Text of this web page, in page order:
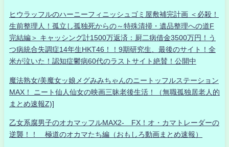
ヒウラッフルのハーニーフィニッシュゴミ屋敷補完計画 ＜必殺！
生前整理人！孤立し孤独死からの～特殊清掃・遺品整理への道F
完結編＞ キャッシング計1500万返済：厨二病借金3500万円！う
つ病統合失調症14年生HKT46！！9期研究生、最後のサイト！全
米が泣いた！認知症鬱病60代のラストサイト絶賛！公開中
魔法熟女/美魔女ッ娘メグみみちゃんのニートッフルステーション
MAX！ ニート仙人仙女の映画三昧老後生活！（無職孤独居老人的
まとめ速報Z)]
乙女系腐男子のオカマッフルMAX2- FX！オ・カマトレーダーの
逆襲！！ 極道のオカマたち編（おもしろ動画まとめ速報）